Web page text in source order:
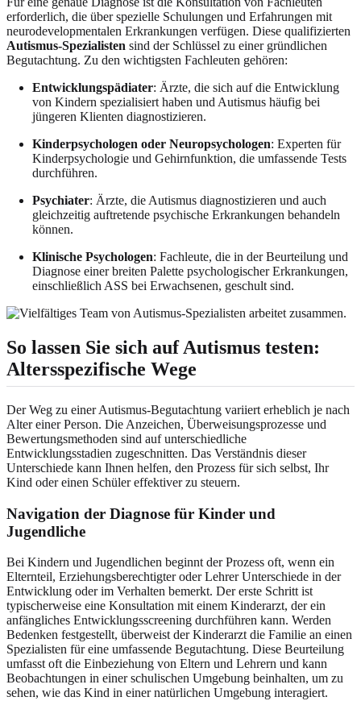
erforderlich, die über spezielle Schulungen und Erfahrungen mit
neurodevelopmentalen Erkrankungen verfügen. Diese qualifizierten
Autismus-Spezialisten sind der Schlüssel zu einer gründlichen
Begutachtung. Zu den wichtigsten Fachleuten gehören:
Entwicklungspädiater: Ärzte, die sich auf die Entwicklung
von Kindern spezialisiert haben und Autismus häufig bei
jüngeren Klienten diagnostizieren.
Kinderpsychologen oder Neuropsychologen: Experten für
Kinderpsychologie und Gehirnfunktion, die umfassende Tests
durchführen.
Psychiater: Ärzte, die Autismus diagnostizieren und auch
gleichzeitig auftretende psychische Erkrankungen behandeln
können.
Klinische Psychologen: Fachleute, die in der Beurteilung und
Diagnose einer breiten Palette psychologischer Erkrankungen,
einschließlich ASS bei Erwachsenen, geschult sind.
So lassen Sie sich auf Autismus testen:
Altersspezifische Wege
Der Weg zu einer Autismus-Begutachtung variiert erheblich je nach
Alter einer Person. Die Anzeichen, Überweisungsprozesse und
Bewertungsmethoden sind auf unterschiedliche
Entwicklungsstadien zugeschnitten. Das Verständnis dieser
Unterschiede kann Ihnen helfen, den Prozess für sich selbst, Ihr
Kind oder einen Schüler effektiver zu steuern.
Navigation der Diagnose für Kinder und
Jugendliche
Bei Kindern und Jugendlichen beginnt der Prozess oft, wenn ein
Elternteil, Erziehungsberechtigter oder Lehrer Unterschiede in der
Entwicklung oder im Verhalten bemerkt. Der erste Schritt ist
typischerweise eine Konsultation mit einem Kinderarzt, der ein
anfängliches Entwicklungsscreening durchführen kann. Werden
Bedenken festgestellt, überweist der Kinderarzt die Familie an einen
Spezialisten für eine umfassende Begutachtung. Diese Beurteilung
umfasst oft die Einbeziehung von Eltern und Lehrern und kann
Beobachtungen in einer schulischen Umgebung beinhalten, um zu
sehen, wie das Kind in einer natürlichen Umgebung interagiert.